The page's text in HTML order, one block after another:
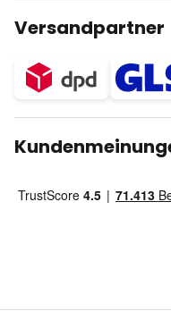
Versandpartner